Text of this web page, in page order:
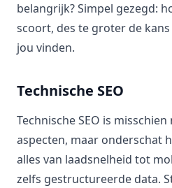
belangrijk? Simpel gezegd:
scoort, des te groter de
jou vinden.
Technische SEO
Technische SEO is
aspecten, maar onderschat
alles van laadsnelheid tot
zelfs gestructureerde data.